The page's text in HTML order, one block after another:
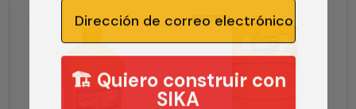
AGOTADO
Email
🏗️ Quiero construir con
SIKA